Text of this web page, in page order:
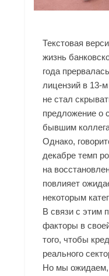
Текстовая
жизнь
года
лицензий в 13-
не стал
предложение о
бывшим
Однако,
декабре темп
на
повлияет
некоторым
В связи с этим
факторы в
того, чтобы
реального
Но мы ожидаем,